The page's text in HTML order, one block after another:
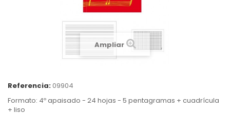
Ampliar
Referencia: 09904
Formato: 4º apaisado - 24 hojas - 5 pentagramas + cuadrícula
+ liso